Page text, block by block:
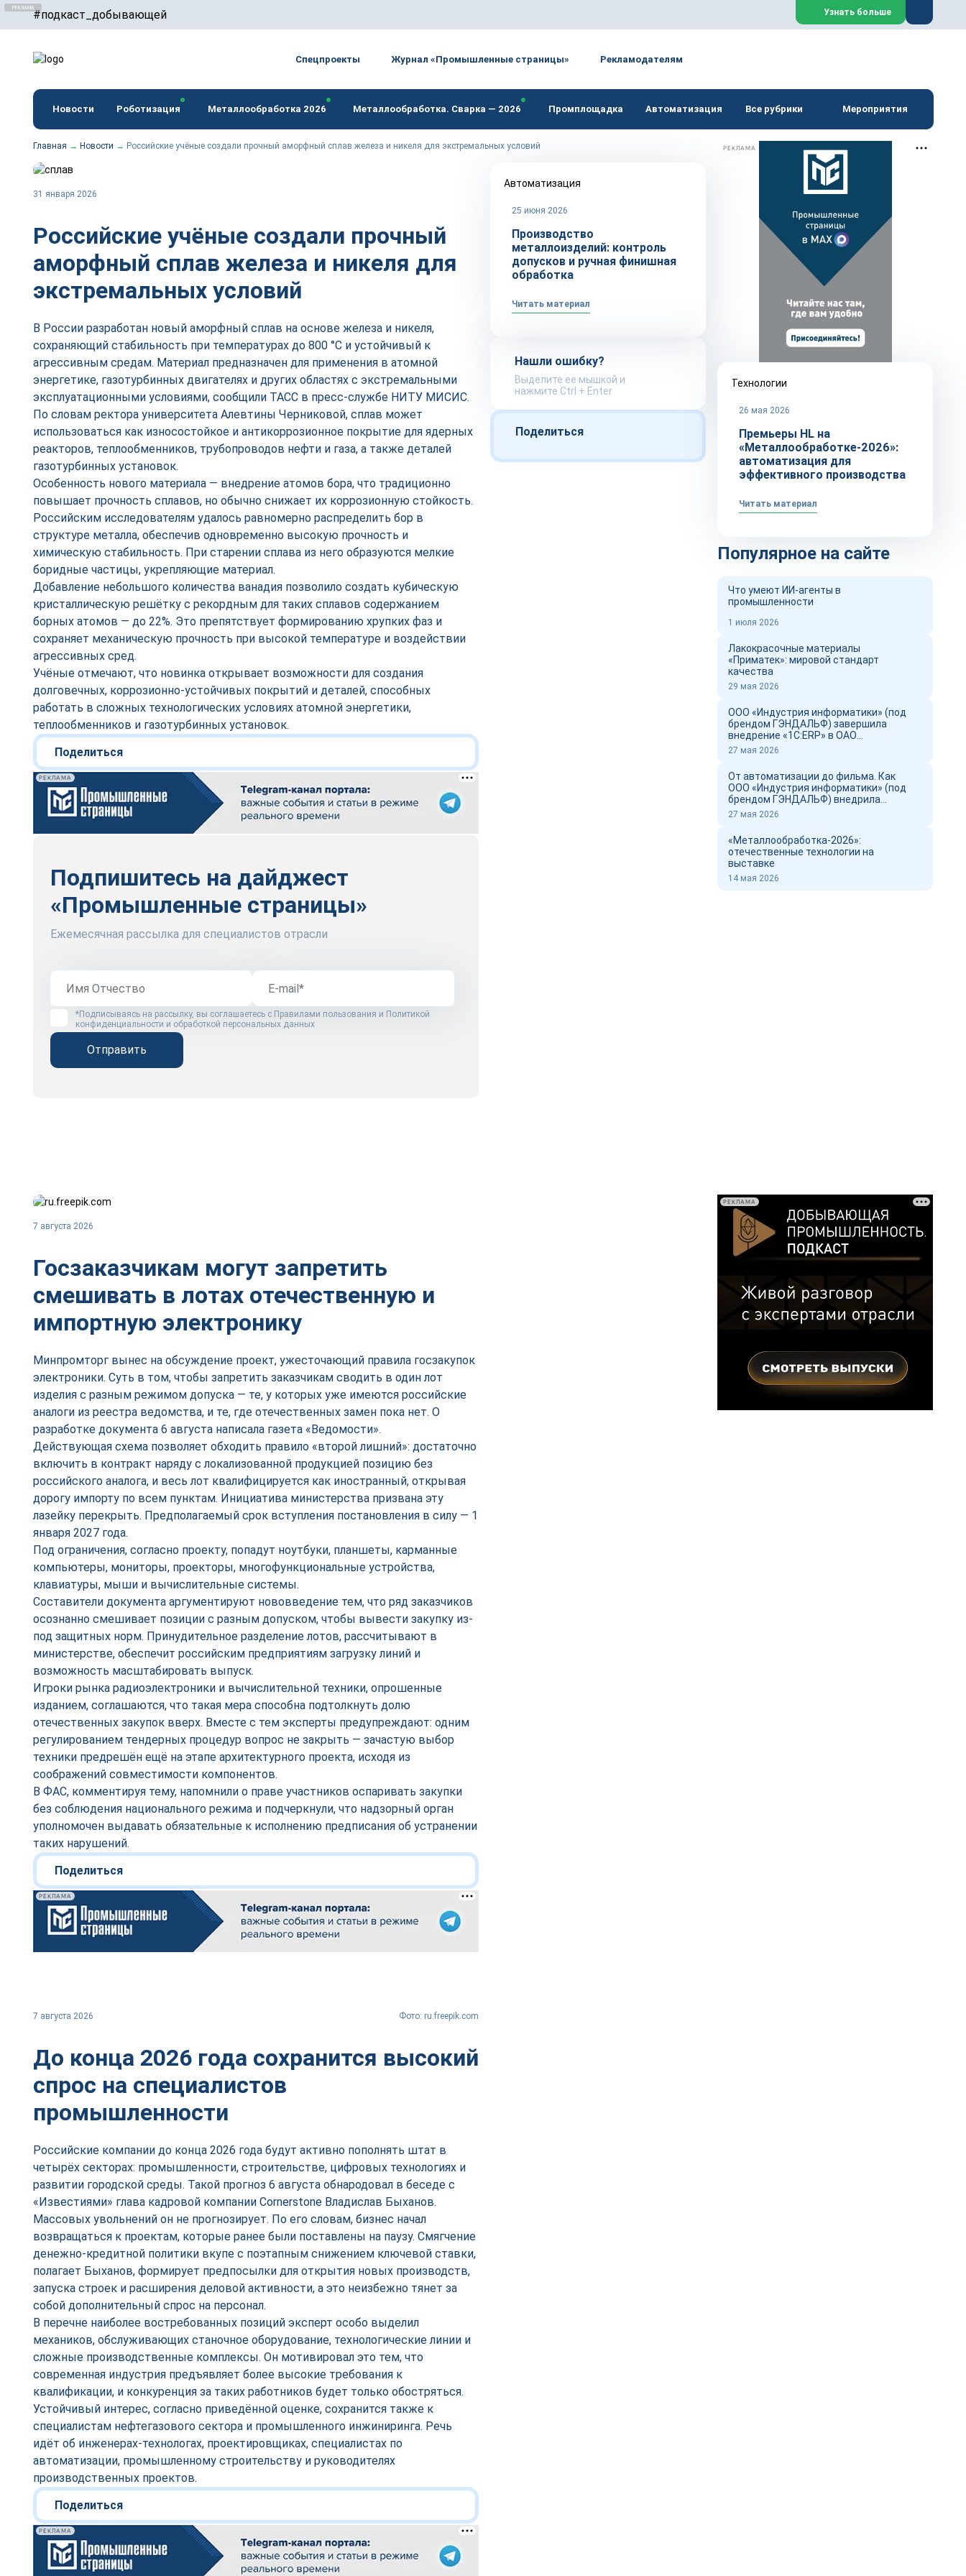
#подкаст_добывающей
erid: F7NfYUJCUneTVxVUwxTu
Узнать больше
Спецпроекты Журнал «Промышленные страницы» Рекламодателям
Новости Роботизация Металлообработка 2026 Металлообработка. Сварка — 2026 Промплощадка Автоматизация Все рубрики Мероприятия
Главная → Новости → Российские учёные создали прочный аморфный сплав железа и никеля для экстремальных условий
31 января 2026
Российские учёные создали прочный
аморфный сплав железа и никеля для
экстремальных условий
В России разработан новый аморфный сплав на основе железа и никеля,
сохраняющий стабильность при температурах до 800 °C и устойчивый к
агрессивным средам. Материал предназначен для применения в атомной
энергетике, газотурбинных двигателях и других областях с экстремальными
эксплуатационными условиями, сообщили ТАСС в пресс-службе НИТУ МИСИС.
По словам ректора университета Алевтины Черниковой, сплав может
использоваться как износостойкое и антикоррозионное покрытие для ядерных
реакторов, теплообменников, трубопроводов нефти и газа, а также деталей
газотурбинных установок.
Особенность нового материала — внедрение атомов бора, что традиционно
повышает прочность сплавов, но обычно снижает их коррозионную стойкость.
Российским исследователям удалось равномерно распределить бор в
структуре металла, обеспечив одновременно высокую прочность и
химическую стабильность. При старении сплава из него образуются мелкие
боридные частицы, укрепляющие материал.
Добавление небольшого количества ванадия позволило создать кубическую
кристаллическую решётку с рекордным для таких сплавов содержанием
борных атомов — до 22%. Это препятствует формированию хрупких фаз и
сохраняет механическую прочность при высокой температуре и воздействии
агрессивных сред.
Учёные отмечают, что новинка открывает возможности для создания
долговечных, коррозионно-устойчивых покрытий и деталей, способных
работать в сложных технологических условиях атомной энергетики,
теплообменников и газотурбинных установок.
Поделиться
РЕКЛАМА
Подпишитесь на дайджест
«Промышленные страницы»
Ежемесячная рассылка для специалистов отрасли
*Подписываясь на рассылку, вы соглашаетесь с Правилами пользования и Политикой
конфиденциальности и обработкой персональных данных
Отправить
Автоматизация
25 июня 2026
Производство
металлоизделий: контроль
допусков и ручная финишная
обработка
Читать материал
Нашли ошибку?
Выделите ее мышкой и
нажмите Ctrl + Enter
Поделиться
РЕКЛАМА
Технологии
26 мая 2026
Премьеры HL на
«Металлообработке-2026»:
автоматизация для
эффективного производства
Читать материал
Популярное на сайте
Что умеют ИИ-агенты в
промышленности
1 июля 2026
Лакокрасочные материалы
«Приматек»: мировой стандарт
качества
29 мая 2026
ООО «Индустрия информатики» (под
брендом ГЭНДАЛЬФ) завершила
внедрение «1С:ERP» в ОАО
«Новоросцемент» и выпустил фильм о
27 мая 2026
От автоматизации до фильма. Как
ООО «Индустрия информатики» (под
брендом ГЭНДАЛЬФ) внедрила
«1С:ERP» в ОАО «Новоросцемент»
27 мая 2026
«Металлообработка-2026»:
отечественные технологии на
выставке
14 мая 2026
7 августа 2026
Госзаказчикам могут запретить
смешивать в лотах отечественную и
импортную электронику
Минпромторг вынес на обсуждение проект, ужесточающий правила госзакупок
электроники. Суть в том, чтобы запретить заказчикам сводить в один лот
изделия с разным режимом допуска — те, у которых уже имеются российские
аналоги из реестра ведомства, и те, где отечественных замен пока нет. О
разработке документа 6 августа написала газета «Ведомости».
Действующая схема позволяет обходить правило «второй лишний»: достаточно
включить в контракт наряду с локализованной продукцией позицию без
российского аналога, и весь лот квалифицируется как иностранный, открывая
дорогу импорту по всем пунктам. Инициатива министерства призвана эту
лазейку перекрыть. Предполагаемый срок вступления постановления в силу — 1
января 2027 года.
Под ограничения, согласно проекту, попадут ноутбуки, планшеты, карманные
компьютеры, мониторы, проекторы, многофункциональные устройства,
клавиатуры, мыши и вычислительные системы.
Составители документа аргументируют нововведение тем, что ряд заказчиков
осознанно смешивает позиции с разным допуском, чтобы вывести закупку из-
под защитных норм. Принудительное разделение лотов, рассчитывают в
министерстве, обеспечит российским предприятиям загрузку линий и
возможность масштабировать выпуск.
Игроки рынка радиоэлектроники и вычислительной техники, опрошенные
изданием, соглашаются, что такая мера способна подтолкнуть долю
отечественных закупок вверх. Вместе с тем эксперты предупреждают: одним
регулированием тендерных процедур вопрос не закрыть — зачастую выбор
техники предрешён ещё на этапе архитектурного проекта, исходя из
соображений совместимости компонентов.
В ФАС, комментируя тему, напомнили о праве участников оспаривать закупки
без соблюдения национального режима и подчеркнули, что надзорный орган
уполномочен выдавать обязательные к исполнению предписания об устранении
таких нарушений.
Поделиться
РЕКЛАМА
7 августа 2026 Фото: ru.freepik.com
До конца 2026 года сохранится высокий
спрос на специалистов
промышленности
Российские компании до конца 2026 года будут активно пополнять штат в
четырёх секторах: промышленности, строительстве, цифровых технологиях и
развитии городской среды. Такой прогноз 6 августа обнародовал в беседе с
«Известиями» глава кадровой компании Cornerstone Владислав Быханов.
Массовых увольнений он не прогнозирует. По его словам, бизнес начал
возвращаться к проектам, которые ранее были поставлены на паузу. Смягчение
денежно-кредитной политики вкупе с поэтапным снижением ключевой ставки,
полагает Быханов, формирует предпосылки для открытия новых производств,
запуска строек и расширения деловой активности, а это неизбежно тянет за
собой дополнительный спрос на персонал.
В перечне наиболее востребованных позиций эксперт особо выделил
механиков, обслуживающих станочное оборудование, технологические линии и
сложные производственные комплексы. Он мотивировал это тем, что
современная индустрия предъявляет более высокие требования к
квалификации, и конкуренция за таких работников будет только обостряться.
Устойчивый интерес, согласно приведённой оценке, сохранится также к
специалистам нефтегазового сектора и промышленного инжиниринга. Речь
идёт об инженерах-технологах, проектировщиках, специалистах по
автоматизации, промышленному строительству и руководителях
производственных проектов.
Поделиться
РЕКЛАМА
РЕКЛАМА